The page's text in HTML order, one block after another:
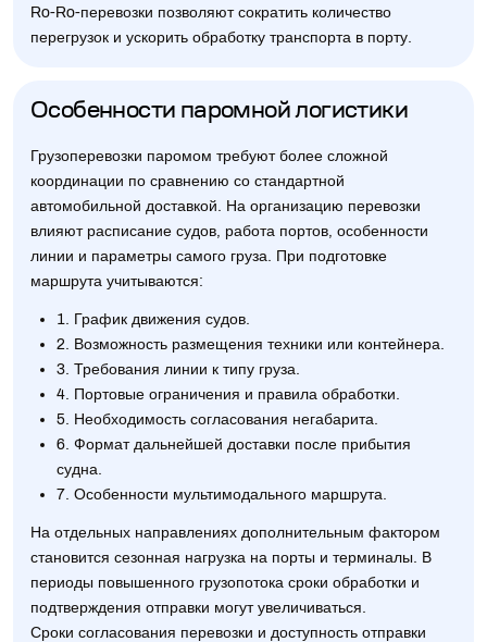
Ro-Ro-перевозки позволяют сократить количество
перегрузок и ускорить обработку транспорта в порту.
Особенности паромной логистики
Грузоперевозки паромом требуют более сложной
координации по сравнению со стандартной
автомобильной доставкой. На организацию перевозки
влияют расписание судов, работа портов, особенности
линии и параметры самого груза. При подготовке
маршрута учитываются:
1. График движения судов.
2. Возможность размещения техники или контейнера.
3. Требования линии к типу груза.
4. Портовые ограничения и правила обработки.
5. Необходимость согласования негабарита.
6. Формат дальнейшей доставки после прибытия
судна.
7. Особенности мультимодального маршрута.
На отдельных направлениях дополнительным фактором
становится сезонная нагрузка на порты и терминалы. В
периоды повышенного грузопотока сроки обработки и
подтверждения отправки могут увеличиваться.
Сроки согласования перевозки и доступность отправки